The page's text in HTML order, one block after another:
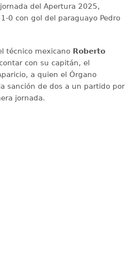
del Apertura 2025,
0 con gol del paraguayo Pedro
técnico mexicano Roberto
con su capitán, el
a quien el Órgano
sanción de dos a un partido por
jornada.